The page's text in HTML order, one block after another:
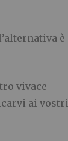
è
vivace
ai vostri